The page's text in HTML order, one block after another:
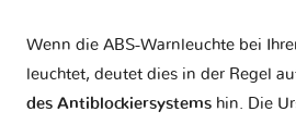
Wenn die ABS-Warnleuchte bei
leuchtet, deutet dies in der Regel
des Antiblockiersystems hin. Die